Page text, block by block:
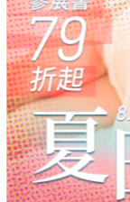
中遇到的苦，感到
易怒────看《祕
坐不住───訓練邊
睡不著───在失眠
調皮搗蛋──看《野
初戀────先建立
話太多───遞一本